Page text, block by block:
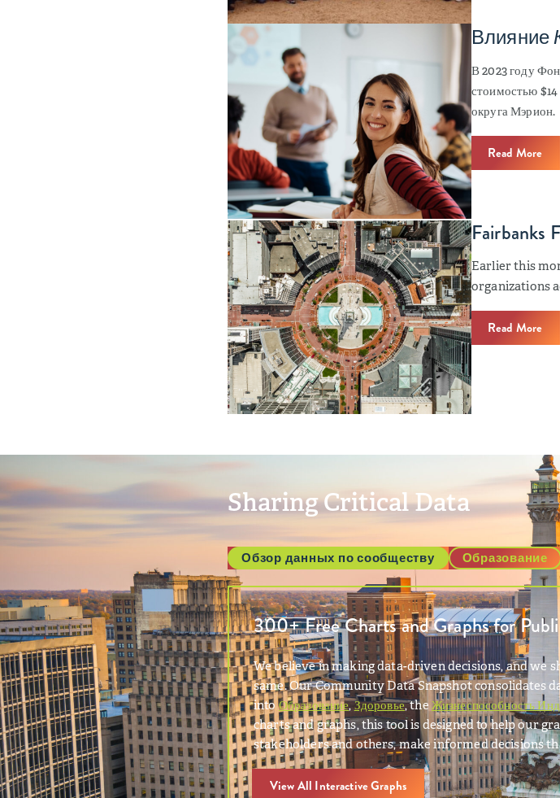
Влияние
В 2023 году
стоимостью
округа Мэрион.
Read More
Fairbanks
Earlier this
organizations
Read More
Sharing Critical Data
Обзор данных по сообществу Образование
300+ Free Charts and Graphs for
We believe in making data-driven decisions, and we
same. Our Community Data Snapshot consolidates
intoОбразование,Здоровье, the Жизнеспособность
charts and graphs, this tool is designed to help our
stakeholders and others, make informed decisions
View All Interactive Graphs